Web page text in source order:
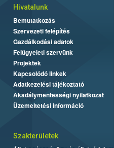
Hivatalunk
Bemutatkozás
Szervezeti felépítés
Gazdálkodási adatok
Felügyeleti szervünk
Projektek
Kapcsolódó linkek
Adatkezelési tájékoztató
Akadálymentességi nyilatkozat
Üzemeltetési információ
Szakterületek